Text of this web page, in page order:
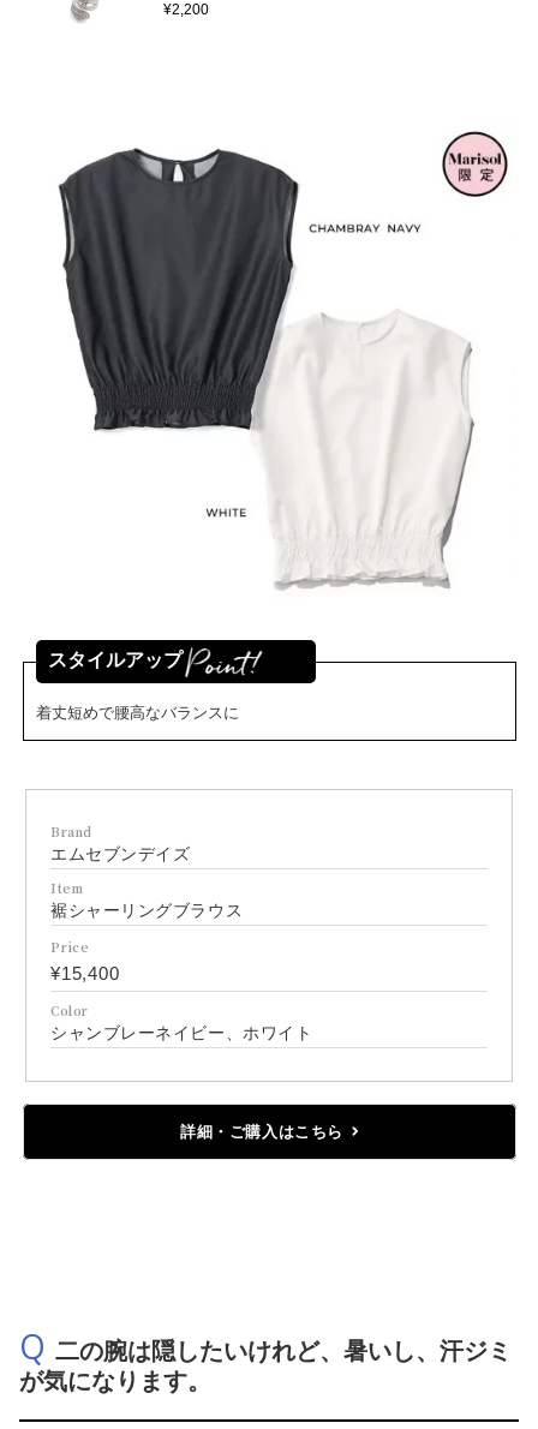
¥2,200
スタイルアップ
着丈短めで腰高なバランスに
Brand
エムセブンデイズ
Item
裾シャーリングブラウス
Price
¥15,400
Color
シャンブレーネイビー、ホワイト
詳細・ご購入はこちら
Q 二の腕は隠したいけれど、暑いし、汗ジミ
が気になります。